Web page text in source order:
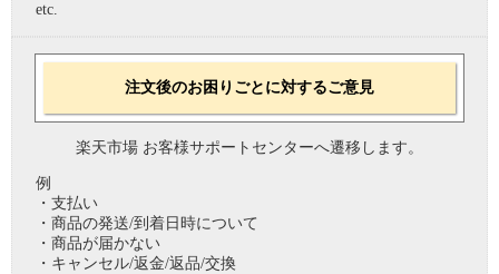
etc.
注文後のお困りごとに対するご意見
楽天市場 お客様サポートセンターへ遷移します。
例
・支払い
・商品の発送/到着日時について
・商品が届かない
・キャンセル/返金/返品/交換